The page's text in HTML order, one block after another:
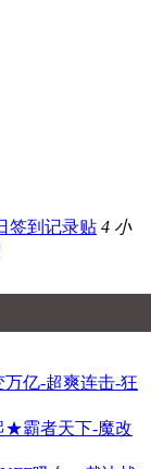
签到记录贴 4 小
亿-超爽连击-狂
★霸者天下-魔改